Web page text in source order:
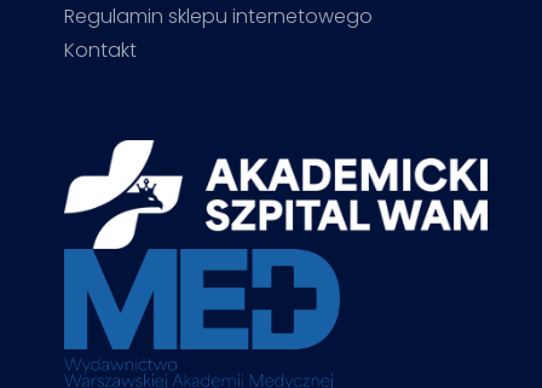
Regulamin sklepu internetowego
Kontakt